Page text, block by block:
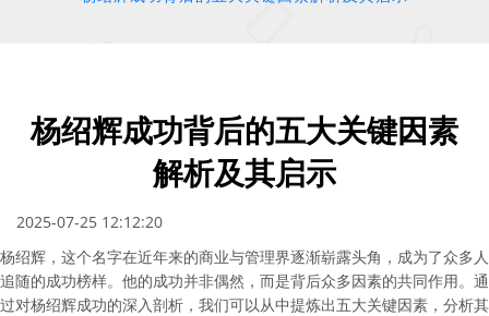
杨绍辉成功背后的五大关键因素
解析及其启示
2025-07-25 12:12:20
杨绍辉，这个名字在近年来的商业与管理界逐渐崭露头角，成为了众多人
追随的成功榜样。他的成功并非偶然，而是背后众多因素的共同作用。通
过对杨绍辉成功的深入剖析，我们可以从中提炼出五大关键因素，分析其